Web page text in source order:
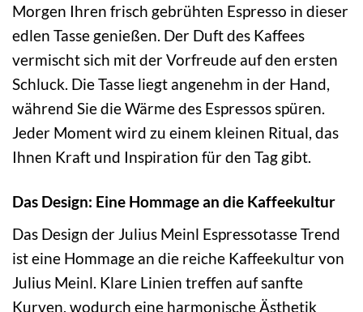
Morgen Ihren frisch gebrühten Espresso in dieser
edlen Tasse genießen. Der Duft des Kaffees
vermischt sich mit der Vorfreude auf den ersten
Schluck. Die Tasse liegt angenehm in der Hand,
während Sie die Wärme des Espressos spüren.
Jeder Moment wird zu einem kleinen Ritual, das
Ihnen Kraft und Inspiration für den Tag gibt.
Das Design: Eine Hommage an die Kaffeekultur
Das Design der Julius Meinl Espressotasse Trend
ist eine Hommage an die reiche Kaffeekultur von
Julius Meinl. Klare Linien treffen auf sanfte
Kurven, wodurch eine harmonische Ästhetik